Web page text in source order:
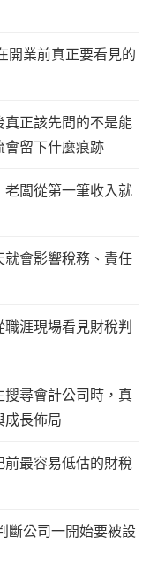
開業前真正要看見的
正該先問的不是能
會留下什麼痕跡
闆從第一筆收入就
會影響稅務、責任
涯現場看見財稅判
尋會計公司時，真
成長佈局
最容易低估的財稅
斷公司一開始要被設